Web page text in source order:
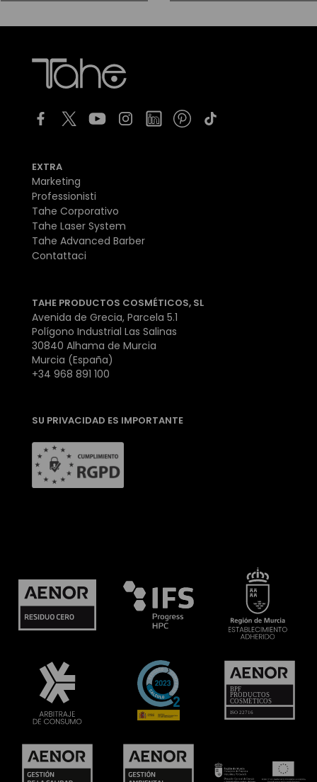
EXTRA
Marketing
Professionisti
Tahe Corporativo
Tahe Laser System
Tahe Advanced Barber
Contattaci
TAHE PRODUCTOS COSMÉTICOS, SL
Avenida de Grecia, Parcela 5.1
Polígono Industrial Las Salinas
30840 Alhama de Murcia
Murcia (España)
+34 968 891 100
SU PRIVACIDAD ES IMPORTANTE